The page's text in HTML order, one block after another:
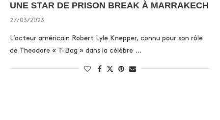
UNE STAR DE PRISON BREAK À MARRAKECH
27/03/2023
L’acteur américain Robert Lyle Knepper, connu pour son rôle
de Theodore « T-Bag » dans la célèbre …